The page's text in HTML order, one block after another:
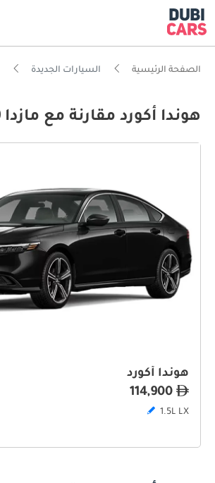
الصفحة الرئيسية السيارات الجديدة
هوندا أكورد مقارنة مع مازدا CX9 مقارنة
هوندا أكورد
1.5L LX